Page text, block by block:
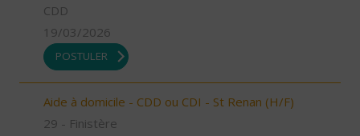
CDD
19/03/2026
POSTULER
Aide à domicile - CDD ou CDI - St Renan (H/F)
29 - Finistère